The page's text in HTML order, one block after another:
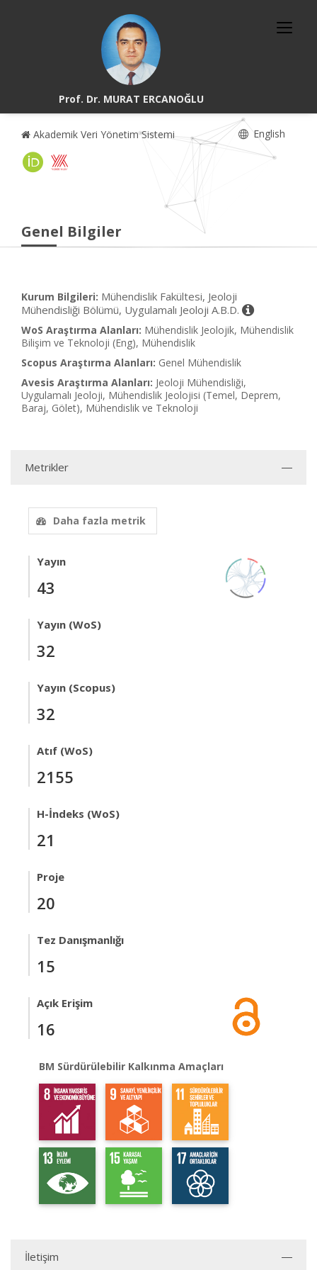
Prof. Dr. MURAT ERCANOĞLU
Akademik Veri Yönetim Sistemi English
Genel Bilgiler
Kurum Bilgileri: Mühendislik Fakültesi, Jeoloji
Mühendisliği Bölümü, Uygulamalı Jeoloji A.B.D.
WoS Araştırma Alanları: Mühendislik Jeolojik, Mühendislik
Bilişim ve Teknoloji (Eng), Mühendislik
Scopus Araştırma Alanları: Genel Mühendislik
Avesis Araştırma Alanları: Jeoloji Mühendisliği,
Uygulamalı Jeoloji, Mühendislik Jeolojisi (Temel, Deprem,
Baraj, Gölet), Mühendislik ve Teknoloji
Metrikler
Daha fazla metrik
Yayın
43
Yayın (WoS)
32
Yayın (Scopus)
32
Atıf (WoS)
2155
H-İndeks (WoS)
21
Proje
20
Tez Danışmanlığı
15
Açık Erişim
16
BM Sürdürülebilir Kalkınma Amaçları
İletişim